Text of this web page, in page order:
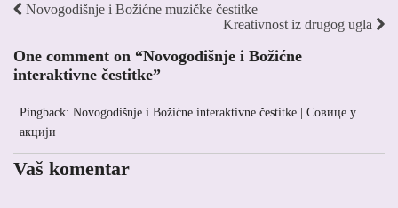
Novogodišnje i Božićne muzičke čestitke
Kreativnost iz drugog ugla
One comment on “Novogodišnje i Božićne
interaktivne čestitke”
Pingback: Novogodišnje i Božićne interaktivne čestitke | Совице у
акцији
Vaš komentar